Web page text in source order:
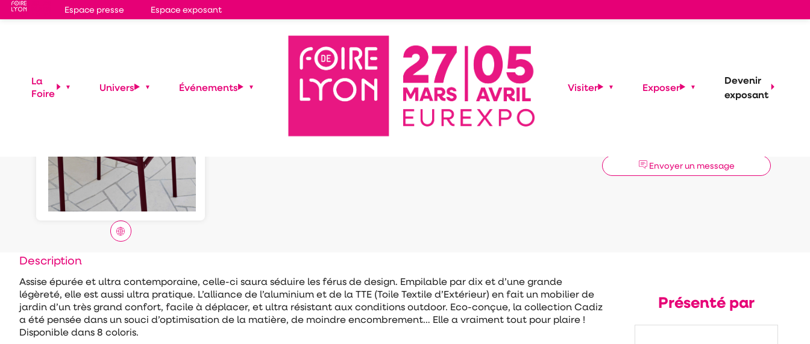
Espace presse
Espace exposant
Envoyer un message
ASSISE CADIZ -
FERMOB
Description
Assise épurée et ultra contemporaine, celle-ci saura séduire les férus de design. Empilable par dix et d’une grande
légèreté, elle est aussi ultra pratique. L’alliance de l’aluminium et de la TTE (Toile Textile d’Extérieur) en fait un mobilier de
jardin d’un très grand confort, facile à déplacer, et ultra résistant aux conditions outdoor. Eco-conçue, la collection Cadiz
a été pensée dans un souci d’optimisation de la matière, de moindre encombrement… Elle a vraiment tout pour plaire !
Disponible dans 8 coloris.
Présenté par
La
Foire
Univers Événements Visiter Exposer
Devenir
exposant